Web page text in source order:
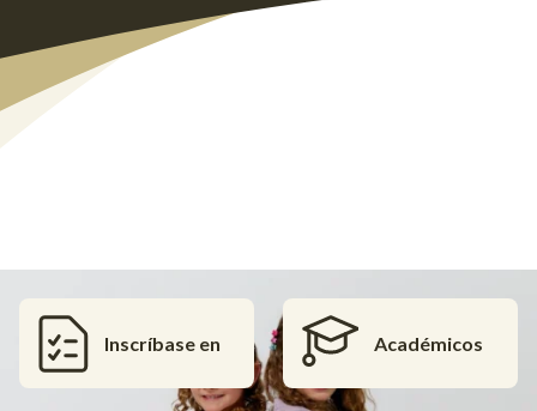
Inscríbase en Académicos